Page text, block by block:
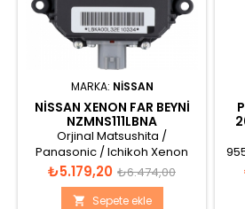
MARKA: NISSAN
NISSAN XENON FAR BEYNI
NZMNS111LBNA
Orjinal Matsushita /
Panasonic / Ichikoh Xenon
Far Beyni D2S D2R
NZMIC111LBCA000
Fiyat
₺5.179,20 Normal
fiyat
₺6.474,00
 Sepete ekle